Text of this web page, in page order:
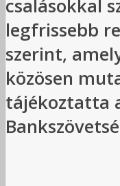
csalásokkal
legfrissebb
szerint,
közösen
tájékoztatta